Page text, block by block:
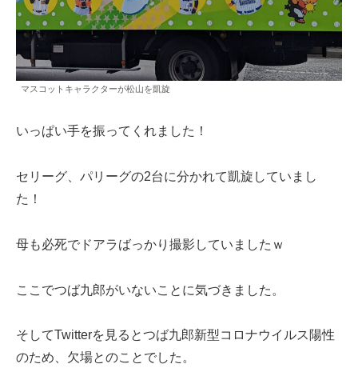
マスコットキャラクターが松山を凱旋
いっぱい手を振ってくれました！
セリーグ、パリーグの2台に分かれて凱旋していまし
た！
母も必死でドアラばっかり撮影していましたｗ
ここでつば九郎がいないことに気づきました。
そしてTwitterを見るとつば九郎新型コロナウイルス陽性
のため、欠場とのことでした。